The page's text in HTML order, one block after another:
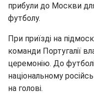
прибули до Москви для
футболу.
При приїзді на
команди Португалії
церемонію. До
національному
на голові.